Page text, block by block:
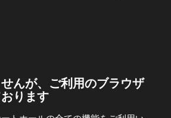
んが、ご利用のブラウザ
ります